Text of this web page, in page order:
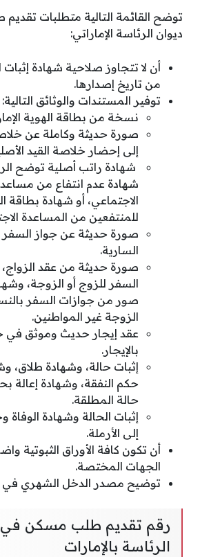
توضح القائمة التالية متطلبات
ديوان الرئاسة الإماراتي:
من تاريخ إصدارها.
توفير المستندات والوثائق التالية:
نسخة من بطاقة الهوية
صورة حديثة وكاملة عن
إلى إحضار خلاصة القيد
شهادة راتب أصلية توضح
شهادة عدم انتفاع من
الاجتماعي، أو شهادة بطاقة
للمنتفعين من المساعدة
صورة حديثة عن جواز السفر
السارية.
صورة حديثة من عقد
السفر للزوج أو الزوجة،
صور من جوازات السفر
الزوجة غير المواطنين.
عقد إيجار حديث وموثق في
بالإيجار.
إثبات حالة، وشهادة طلاق،
حكم النفقة، وشهادة إعالة
حالة المطلقة.
إثبات الحالة وشهادة الوفاة
إلى الأرملة.
أن تكون كافة الأوراق
الجهات المختصة.
توضيح مصدر الدخل الشهري في
رقم تقديم طلب مسكن في
الرئاسة بالإمارات